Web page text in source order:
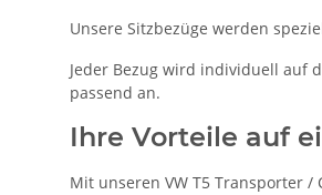
Unsere Sitzbezüge werden
Jeder Bezug wird individuell auf
passend an.
Ihre Vorteile auf
Mit unseren VW T5 Transporter /